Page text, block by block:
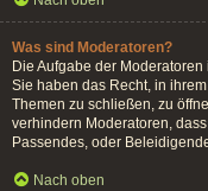
Was sind Moderatoren?
Die Aufgabe der
Sie haben das Recht, in
Themen zu schließen, zu
verhindern Moderatoren,
Passendes, oder
Nach oben